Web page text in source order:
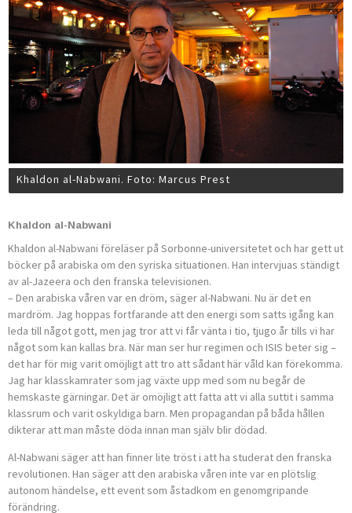
Khaldon al-Nabwani. Foto: Marcus Prest
Khaldon al-Nabwani
Khaldon al-Nabwani föreläser på Sorbonne-universitetet och har gett ut
böcker på arabiska om den syriska situationen. Han intervjuas ständigt
av al-Jazeera och den franska televisionen.
– Den arabiska våren var en dröm, säger al-Nabwani. Nu är det en
mardröm. Jag hoppas fortfarande att den energi som satts igång kan
leda till något gott, men jag tror att vi får vänta i tio, tjugo år tills vi har
något som kan kallas bra. När man ser hur regimen och ISIS beter sig –
det har för mig varit omöjligt att tro att sådant här våld kan förekomma.
Jag har klasskamrater som jag växte upp med som nu begår de
hemskaste gärningar. Det är omöjligt att fatta att vi alla suttit i samma
klassrum och varit oskyldiga barn. Men propagandan på båda hållen
dikterar att man måste döda innan man själv blir dödad.
Al-Nabwani säger att han finner lite tröst i att ha studerat den franska
revolutionen. Han säger att den arabiska våren inte var en plötslig
autonom händelse, ett event som åstadkom en genomgripande
förändring.